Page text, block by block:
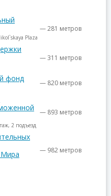
Plaza
— 281 метров
— 311 метров
фонд — 820 метров
2 подъезд
— 893 метров
— 982 метров